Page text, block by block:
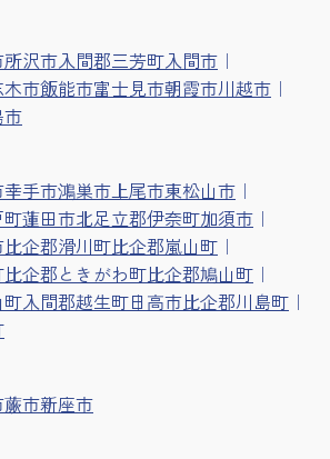
所沢市入間郡三芳町入間市
市飯能市富士見市朝霞市川越市
幸手市鴻巣市上尾市東松山市
蓮田市北足立郡伊奈町加須市
比企郡滑川町比企郡嵐山町
比企郡ときがわ町比企郡鳩山町
入間郡越生町日高市比企郡川島町
蕨市新座市